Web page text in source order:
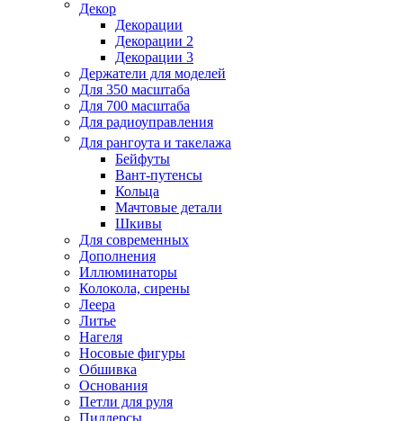
Декор
Декорации
Декорации 2
Декорации 3
Держатели для моделей
Для 350 масштаба
Для 700 масштаба
Для радиоуправления
Для рангоута и такелажа
Бейфуты
Вант-путенсы
Кольца
Мачтовые детали
Шкивы
Для современных
Дополнения
Иллюминаторы
Колокола, сирены
Леера
Литье
Нагеля
Носовые фигуры
Обшивка
Основания
Петли для руля
Пиллерсы